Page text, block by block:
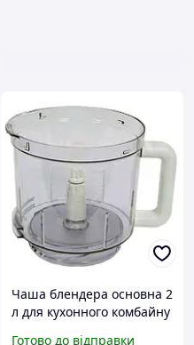
Чаша блендера основна 2
л для кухонного комбайну
Готово до відправки